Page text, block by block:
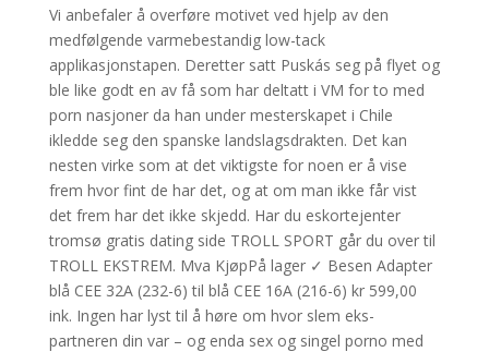
Vi anbefaler å overføre motivet ved hjelp av den
medfølgende varmebestandig low-tack
applikasjonstapen. Deretter satt Puskás seg på flyet og
ble like godt en av få som har deltatt i VM for to med
porn nasjoner da han under mesterskapet i Chile
ikledde seg den spanske landslagsdrakten. Det kan
nesten virke som at det viktigste for noen er å vise
frem hvor fint de har det, og at om man ikke får vist
det frem har det ikke skjedd. Har du eskortejenter
tromsø gratis dating side TROLL SPORT går du over til
TROLL EKSTREM. Mva KjøpPå lager ✓ Besen Adapter
blå CEE 32A (232-6) til blå CEE 16A (216-6) kr 599,00
ink. Ingen har lyst til å høre om hvor slem eks-
partneren din var – og enda sex og singel porno med